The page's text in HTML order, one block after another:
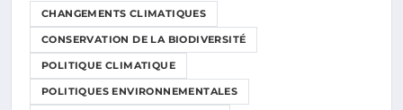
CHANGEMENTS CLIMATIQUES
CONSERVATION DE LA BIODIVERSITÉ
POLITIQUE CLIMATIQUE
POLITIQUES ENVIRONNEMENTALES